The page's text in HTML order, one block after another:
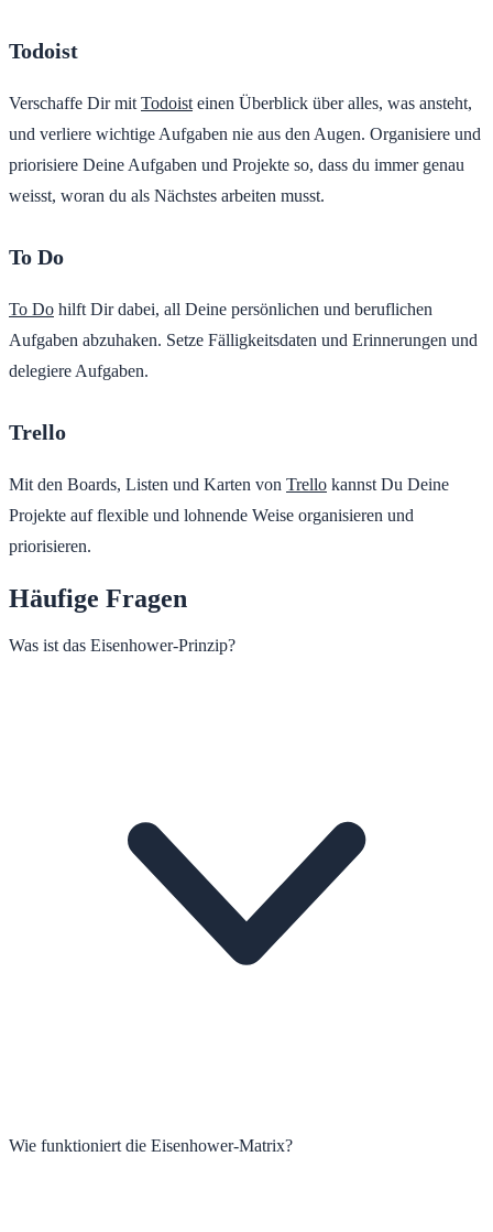
Todoist
Verschaffe Dir mit Todoist einen Überblick über alles, was ansteht,
und verliere wichtige Aufgaben nie aus den Augen. Organisiere und
priorisiere Deine Aufgaben und Projekte so, dass du immer genau
weisst, woran du als Nächstes arbeiten musst.
To Do
To Do hilft Dir dabei, all Deine persönlichen und beruflichen
Aufgaben abzuhaken. Setze Fälligkeitsdaten und Erinnerungen und
delegiere Aufgaben.
Trello
Mit den Boards, Listen und Karten von Trello kannst Du Deine
Projekte auf flexible und lohnende Weise organisieren und
priorisieren.
Häufige Fragen
Was ist das Eisenhower-Prinzip?
Wie funktioniert die Eisenhower-Matrix?